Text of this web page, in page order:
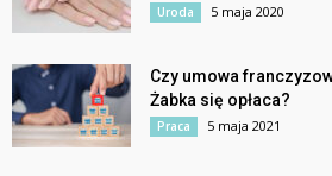
Uroda 5 maja 2020
Czy umowa
Żabka się opłaca?
Praca 5 maja 2021